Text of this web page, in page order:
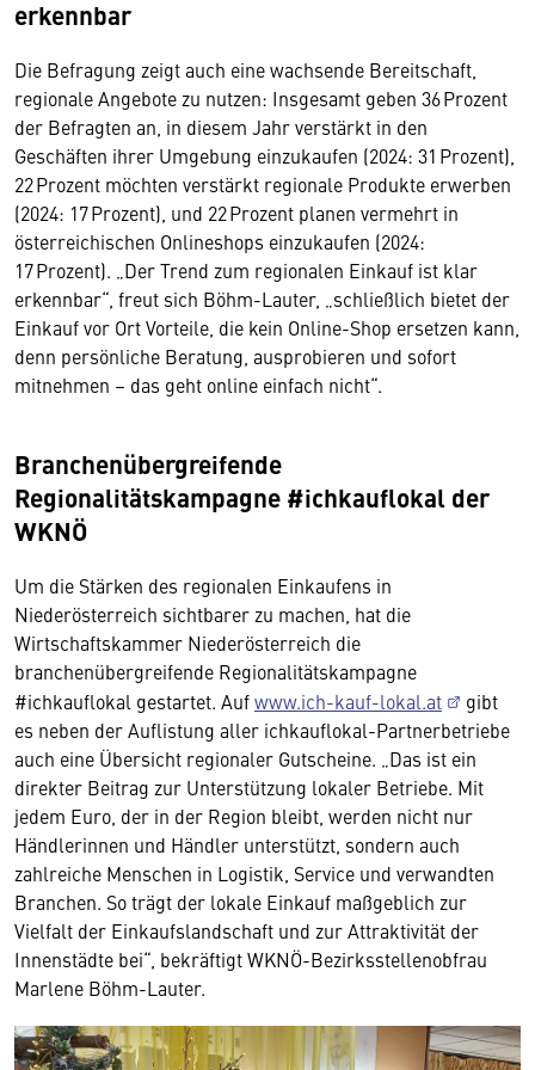
erkennbar
Die Befragung zeigt auch eine wachsende Bereitschaft,
regionale Angebote zu nutzen: Insgesamt geben 36 Prozent
der Befragten an, in diesem Jahr verstärkt in den
Geschäften ihrer Umgebung einzukaufen (2024: 31 Prozent),
22 Prozent möchten verstärkt regionale Produkte erwerben
(2024: 17 Prozent), und 22 Prozent planen vermehrt in
österreichischen Onlineshops einzukaufen (2024:
17 Prozent). „Der Trend zum regionalen Einkauf ist klar
erkennbar“, freut sich Böhm-Lauter, „schließlich bietet der
Einkauf vor Ort Vorteile, die kein Online-Shop ersetzen kann,
denn persönliche Beratung, ausprobieren und sofort
mitnehmen – das geht online einfach nicht“.
Branchenübergreifende
Regionalitätskampagne #ichkauflokal der
WKNÖ
Um die Stärken des regionalen Einkaufens in
Niederösterreich sichtbarer zu machen, hat die
Wirtschaftskammer Niederösterreich die
branchenübergreifende Regionalitätskampagne
#ichkauflokal gestartet. Aufwww.ich-kauf-lokal.at
gibt
es neben der Auflistung aller ichkauflokal-Partnerbetriebe
auch eine Übersicht regionaler Gutscheine. „Das ist ein
direkter Beitrag zur Unterstützung lokaler Betriebe. Mit
jedem Euro, der in der Region bleibt, werden nicht nur
Händlerinnen und Händler unterstützt, sondern auch
zahlreiche Menschen in Logistik, Service und verwandten
Branchen. So trägt der lokale Einkauf maßgeblich zur
Vielfalt der Einkaufslandschaft und zur Attraktivität der
Innenstädte bei“, bekräftigt WKNÖ-Bezirksstellenobfrau
Marlene Böhm-Lauter.